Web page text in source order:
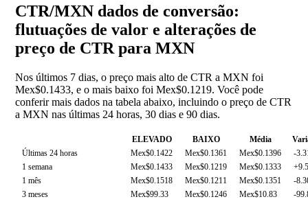
CTR/MXN dados de conversão:
flutuações de valor e alterações de
preço de CTR para MXN
Nos últimos 7 dias, o preço mais alto de CTR a MXN foi
Mex$0.1433, e o mais baixo foi Mex$0.1219. Você pode
conferir mais dados na tabela abaixo, incluindo o preço de CTR
a MXN nas últimas 24 horas, 30 dias e 90 dias.
ELEVADO BAIXO Média
Últimas 24 horas
Mex$0.1422 Mex$0.1361 Mex$0.1396
-
1 semana
Mex$0.1433 Mex$0.1219 Mex$0.1333
1 mês
Mex$0.1518 Mex$0.1211 Mex$0.1351
-
3 meses
Mex$99.33 Mex$0.1246 Mex$10.83 -